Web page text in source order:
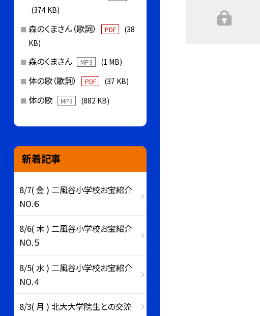
(374 KB)
森のくまさん（歌詞） PDF
(38
KB)
森のくまさん MP3 (1 MB)
体の歌（歌詞） PDF (37 KB)
体の歌 MP3 (882 KB)
新着記事
8/7( 金 ) 二風谷小学校お宝紹介
NO.６
8/6( 木 ) 二風谷小学校お宝紹介
NO.５
8/5( 水 ) 二風谷小学校お宝紹介
NO.４
8/3( 月 ) 北大大学院生との交流